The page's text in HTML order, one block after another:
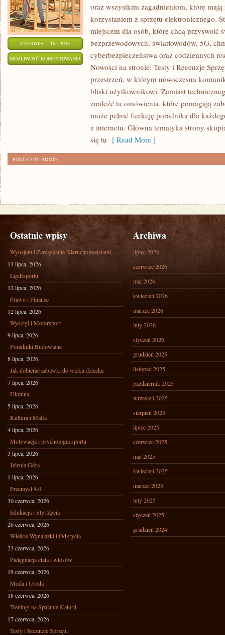
CZERWIEC - 16 - 2026
MOŻLIWOŚĆ KOMENTOWANIA TESTY
RECENZJE
SPRZĘTU
oraz wszystkim zagadnieniom, które
korzystaniem z sprzętu elektronicznego.
miejscem dla osób, które chcą przyswoić
bezprzewodowych, światłowodów, 5G,
cyberbezpieczeństwa oraz codziennych
Nowości na stronie: Testy i Recenzje
przestrzeń, w którym nowoczesna
bliski użytkownikowi. Zamiast
znaleźć tu omówienia, które pomagają
może pełnić funkcję poradnika dla
z internetu. Główna tematyka strony
się tu [ Read More ]
POSTED BY ADMIN
Ostatnie wpisy
Wynajem i Zarządzanie Nieruchomościami
13 lipca, 2026
LigiEsportu
12 lipca, 2026
Prawo i Finanse
12 lipca, 2026
Wyścigi i Motorsport
9 lipca, 2026
Poradniki Budowlane
8 lipca, 2026
Jak dobierać zabawki do wieku dziecka
7 lipca, 2026
Ukraina
5 lipca, 2026
Kultura i Mafia
4 lipca, 2026
Motywacja i psychologia sportu
3 lipca, 2026
Jelenia Góra
1 lipca, 2026
Przemysł 4.0
30 czerwca, 2026
Edukacja i Styl Życia
26 czerwca, 2026
Wielkie Wynalazki i Odkrycia
23 czerwca, 2026
Pielęgnacja ciała i włosów
19 czerwca, 2026
Moda i Uroda
18 czerwca, 2026
Treningi na Spalanie Kalorii
17 czerwca, 2026
Testy i Recenzje Sprzętu
Archiwa
lipiec 2026
czerwiec 2026
maj 2026
kwiecień 2026
marzec 2026
luty 2026
styczeń 2026
grudzień 2025
listopad 2025
październik 2025
wrzesień 2025
sierpień 2025
lipiec 2025
czerwiec 2025
maj 2025
kwiecień 2025
marzec 2025
luty 2025
styczeń 2025
grudzień 2024